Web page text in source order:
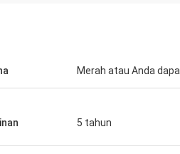
Merah atau Anda
5 tahun